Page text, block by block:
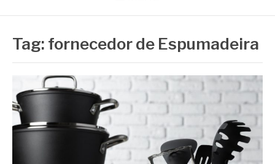
Tag: fornecedor de Espumadeira